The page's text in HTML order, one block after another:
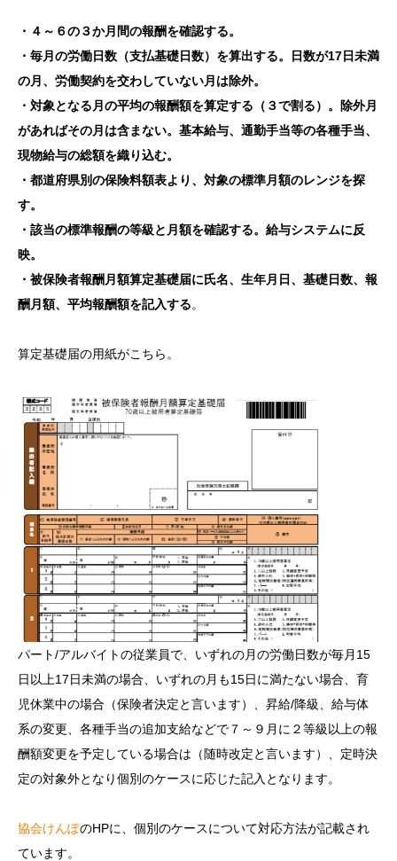
・４～６の３か月間の報酬を確認する。
・毎月の労働日数（支払基礎日数）を算出する。日数が17日未満
の月、労働契約を交わしていない月は除外。
・対象となる月の平均の報酬額を算定する（３で割る）。除外月
があればその月は含まない。基本給与、通勤手当等の各種手当、
現物給与の総額を織り込む。
・都道府県別の保険料額表より、対象の標準月額のレンジを探
す。
・該当の標準報酬の等級と月額を確認する。給与システムに反
映。
・被保険者報酬月額算定基礎届に氏名、生年月日、基礎日数、報
酬月額、平均報酬額を記入する。
算定基礎届の用紙がこちら。
パート/アルバイトの従業員で、いずれの月の労働日数が毎月15
日以上17日未満の場合、いずれの月も15日に満たない場合、育
児休業中の場合（保険者決定と言います）、昇給/降級、給与体
系の変更、各種手当の追加支給などで７～９月に２等級以上の報
酬額変更を予定している場合は（随時改定と言います）、定時決
定の対象外となり個別のケースに応じた記入となります。
協会けんぽのHPに、個別のケースについて対応方法が記載され
ています。